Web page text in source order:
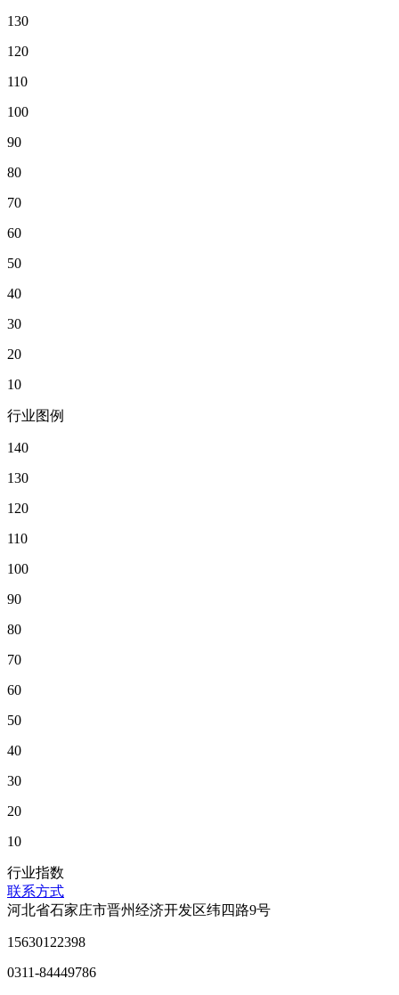
130
120
110
100
90
80
70
60
50
40
30
20
10
行业图例
140
130
120
110
100
90
80
70
60
50
40
30
20
10
行业指数
联系方式
河北省石家庄市晋州经济开发区纬四路9号
15630122398
0311-84449786